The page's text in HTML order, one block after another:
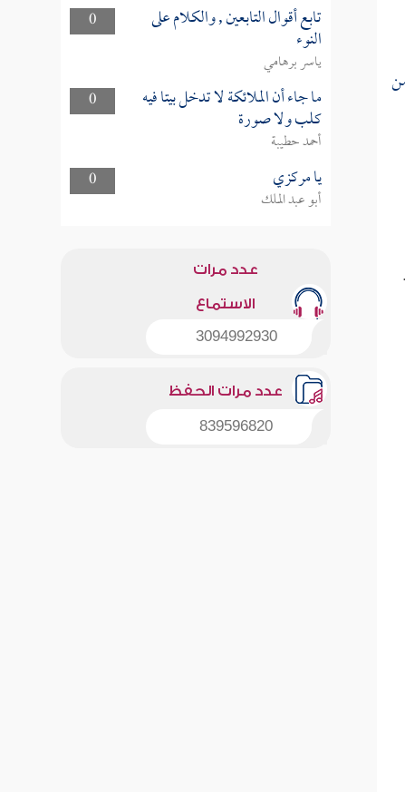
0
تابع أقوال التابعين , والكلام على
النوء
ياسر برهامي
0
ما جاء أن الملائكة لا تدخل بيتا فيه
كلب ولا صورة
أحمد حطيبة
0
يا مركزي
أبو عبد الملك
عدد مرات
الاستماع
3094992930
عدد مرات الحفظ
839596820